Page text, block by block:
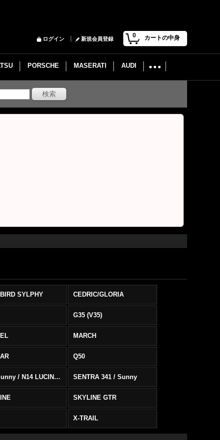
0 カートの中身
ログイン 新規会員登録
PORSCHE MASERATI AUDI
SYLPHY CEDRIC/GLORIA
G35 (V35)
MARCH
Q50
B13 Sunny / N14 LUCINO / SENTRA 331 SENTRA 341 / Sunny
SKYLINE GTR
X-TRAIL